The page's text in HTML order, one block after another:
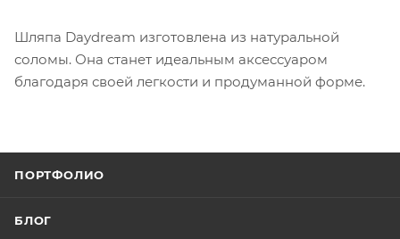
Шляпа Daydream изготовлена из натуральной
соломы. Она станет идеальным аксессуаром
благодаря своей легкости и продуманной форме.
ПОРТФОЛИО
БЛОГ